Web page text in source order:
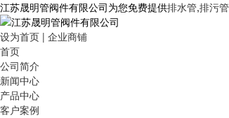
江苏晟明管阀件有限公司为您免费提供排水管,排污管
设为首页 | 企业商铺
首页
公司简介
新闻中心
产品中心
客户案例